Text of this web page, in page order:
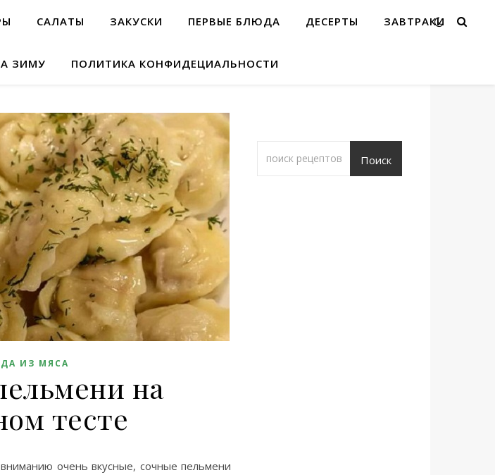
САЛАТЫ ЗАКУСКИ ПЕРВЫЕ БЛЮДА ДЕСЕРТЫ ЗАВТРАКИ
ЗИМУ ПОЛИТИКА КОНФИДЕЦИАЛЬНОСТИ
ИЗ МЯСА
на
тесте
очень вкусные, сочные пельмени
Поиск